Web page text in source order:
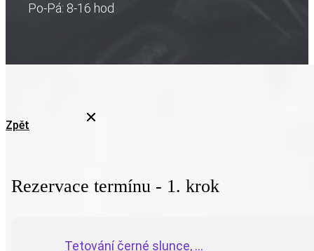
Po-Pá: 8-16 hod
Zpět
Rezervace termínu - 1. krok
Tetování černé slunce, ...